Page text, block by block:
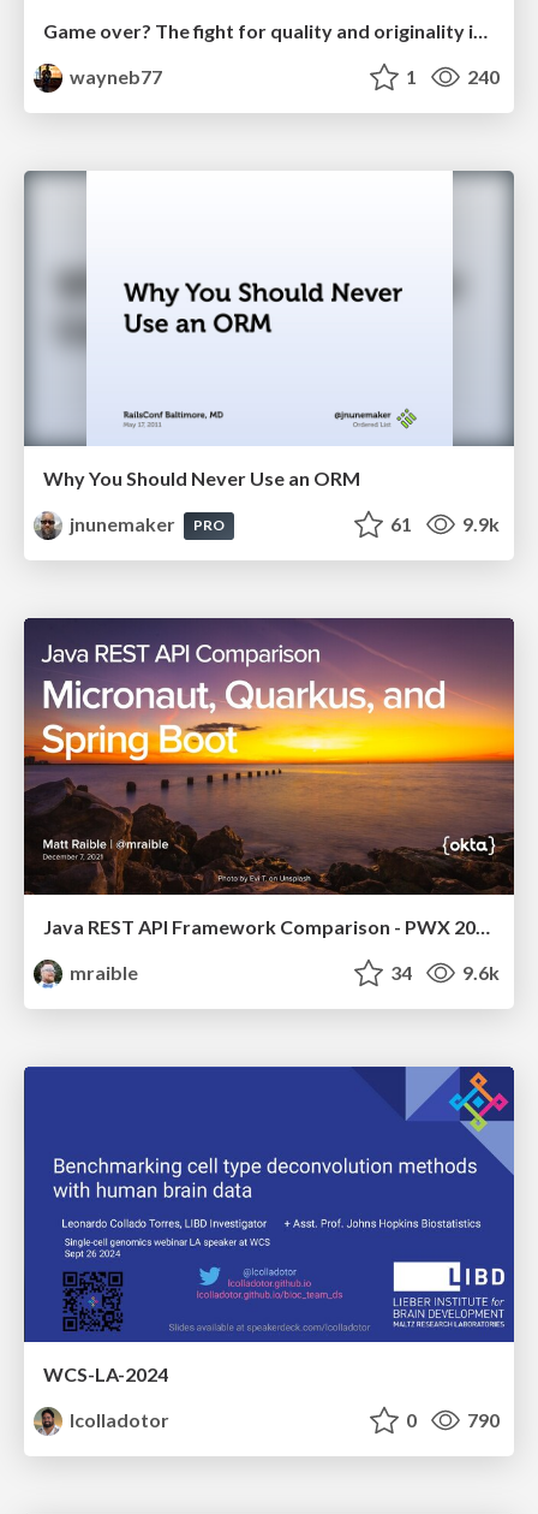
Game over? The fight for quality and originality in the time of robots
wayneb77
1 240
Why You Should Never Use an ORM
jnunemaker
PRO 61 9.9k
Java REST API Framework Comparison - PWX 2021
mraible
34 9.6k
WCS-LA-2024
lcolladotor
0 790